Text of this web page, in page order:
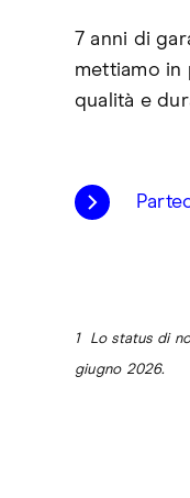
7 anni di
mettiamo in
qualità e
1 Lo status di
giugno 2026.